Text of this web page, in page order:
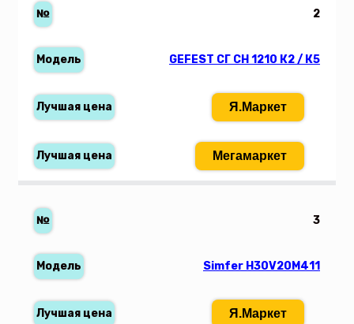
2
GEFEST СГ СН 1210 К2 / К5
Я.Маркет
Мегамаркет
3
Simfer H30V20M411
Я.Маркет